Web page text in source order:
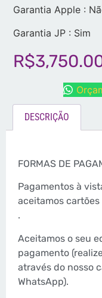
Garantia Apple :
Garantia JP : Sim
R$
DESCRIÇÃO
FORMAS DE
Pagamentos à
aceitamos
.
Aceitamos o seu
pagamento
através do nosso
WhatsApp).